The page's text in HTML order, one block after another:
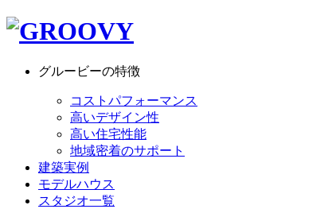
グルービーの特徴
コストパフォーマンス
高いデザイン性
高い住宅性能
地域密着のサポート
建築実例
モデルハウス
スタジオ一覧